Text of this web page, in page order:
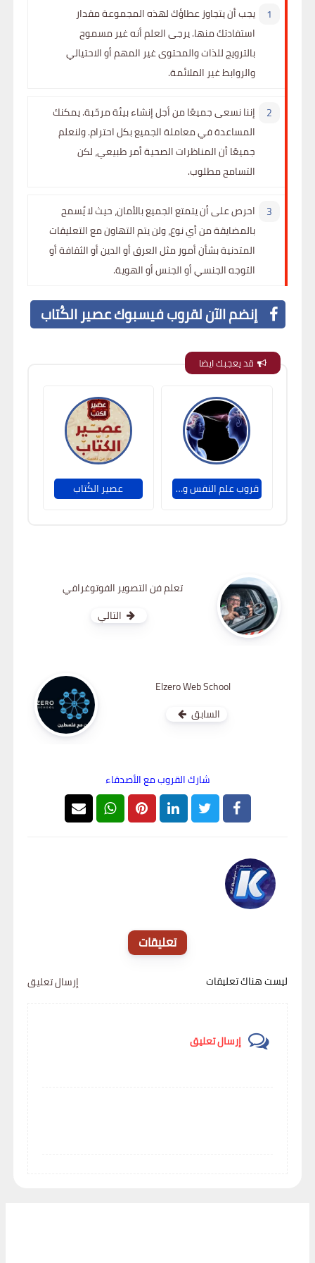
يجب أن يتجاوز عطاؤك لهذه المجموعة مقدار
استفادتك منها. يرجى العلم أنه غير مسموح
بالترويج للذات والمحتوى غير المهم أو الاحتيالي
والروابط غير الملائمة.
إننا نسعى جميعًا من أجل إنشاء بيئة مرحّبة. يمكنك
المساعدة في معاملة الجميع بكل احترام. ولنعلم
جميعًا أن المناظرات الصحية أمر طبيعي، لكن
التسامح مطلوب.
احرص على أن يتمتع الجميع بالأمان، حيث لا يُسمح
بالمضايقة من أي نوع، ولن يتم التهاون مع التعليقات
المتدنية بشأن أمور مثل العرق أو الدين أو الثقافة أو
التوجه الجنسي أو الجنس أو الهوية.
إنضم الآن لقروب فيسبوك عصير الكُتاب
قد يعجبك ايضا
قروب علم النفس والإيجابية والسلوك عصير الكُتاب
تعلم فن التصوير الفوتوغرافي
التالي
Elzero Web School
السابق
شارك القروب مع الأصدقاء
تعليقات
ليست هناك تعليقات إرسال تعليق
إرسال تعليق